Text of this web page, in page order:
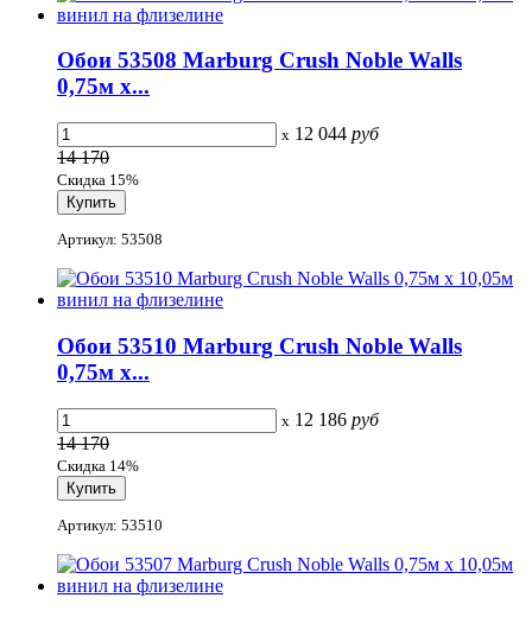
Обои 53508 Marburg Crush Noble Walls
0,75м x...
x 12 044 руб
14 170
Скидка 15%
Артикул: 53508
Обои 53510 Marburg Crush Noble Walls
0,75м x...
x 12 186 руб
14 170
Скидка 14%
Артикул: 53510